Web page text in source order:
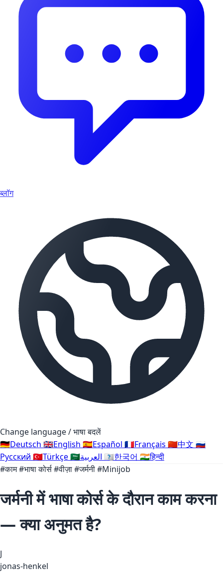
ब्लॉग
Change language / भाषा बदलें
🇩🇪Deutsch 🇬🇧English 🇪🇸Español 🇫🇷Français 🇨🇳中文 🇷🇺
Русский 🇹🇷Türkçe🇸🇦 🇰🇷한국어 🇮🇳हिन्दी
#काम#भाषा कोर्स#वीज़ा#जर्मनी#Minijob
जर्मनी में भाषा कोर्स के दौरान काम करना
— क्या अनुमत है?
J
jonas-henkel